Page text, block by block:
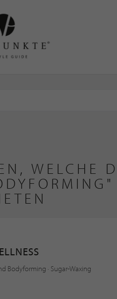
WELCHE
Bodyforming · Sugar-Waxing